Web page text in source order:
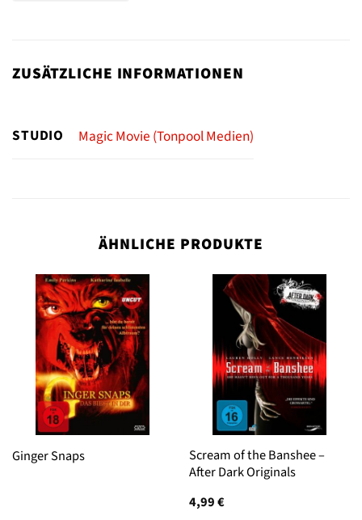
ZUSÄTZLICHE INFORMATIONEN
STUDIO Magic Movie (Tonpool Medien)
ÄHNLICHE PRODUKTE
Ginger Snaps
Scream of the Banshee –
After Dark Originals
4,99€